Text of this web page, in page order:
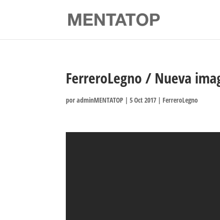
FerreroLegno / Nueva
poradminMENTATOP |5 Oct 2017 | FerreroLegno